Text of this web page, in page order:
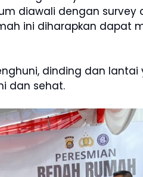
diawali dengan survey
ini diharapkan dapat
dinding dan
dan sehat.